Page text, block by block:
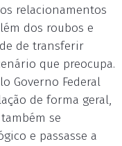
relacionamentos
dos roubos e
de transferir
que preocupa.
Governo Federal
de forma geral,
se
e passasse a